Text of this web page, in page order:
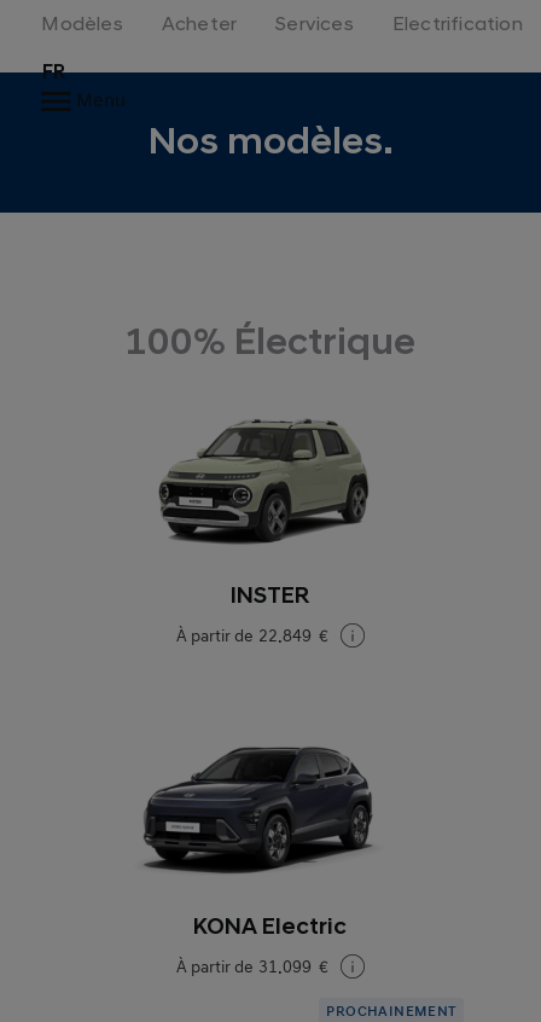
Modèles Acheter Services Electrification
FR
Menu
Nos modèles.
100% Électrique
INSTER
À partir de 22.849 €
KONA Electric
À partir de 31.099 €
PROCHAINEMENT